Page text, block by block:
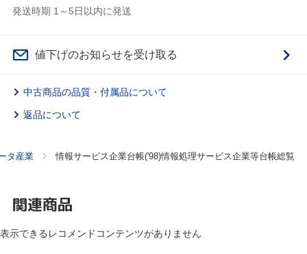
発送時期 1～5日以内に発送
値下げのお知らせを受け取る
中古商品の品質・付属品について
返品について
タ産業 情報サービス企業台帳('98)情報処理サービス企業等台帳総覧
関連商品
表示できるレコメンドコンテンツがありません